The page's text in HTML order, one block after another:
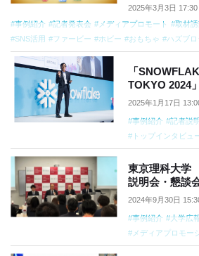
2025年3月3日 17:30
事例紹介
記者発表会 メディアプロモート 取材
SNS活用
ファービー ホビー おもちゃ
ハズブ
エンタメ・ゲーム・スポーツ
記者発表会／メディ
新商品・サービスの認知促進
インフルエンサーの
芸能人・スポーツ選手の起用
「
TOKYO 2024
2025年1月17日
事例紹介 記者説
トップインタビュ
IT・情報通信・テ
記者発表会／メデ
ブランディング・
東京理科大学
説明会・懇談
2024年9月30日
事例紹介 大学広
メディアプロモー
東京理科大学
大